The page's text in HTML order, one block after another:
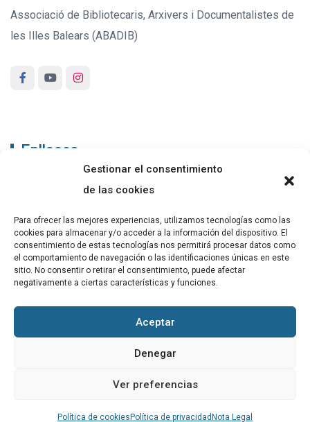
Gestionar el consentimiento
de las cookies
Para ofrecer las mejores experiencias, utilizamos tecnologías como las
cookies para almacenar y/o acceder a la información del dispositivo. El
consentimiento de estas tecnologías nos permitirá procesar datos como
el comportamiento de navegación o las identificaciones únicas en este
sitio. No consentir o retirar el consentimiento, puede afectar
negativamente a ciertas características y funciones.
Aceptar
Denegar
Ver preferencias
Política de cookies Política de privacidad Nota Legal
Associació de Bibliotecaris, Arxivers i Documentalistes de
les Illes Balears (ABADIB)
Enllaços
PUBLICACIONS
CONTACTE
Altres